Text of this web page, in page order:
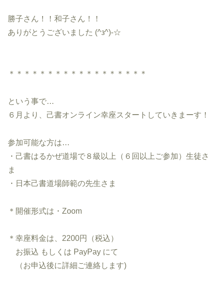
勝子さん！！和子さん！！
ありがとうございました (^з^)-☆
＊＊＊＊＊＊＊＊＊＊＊＊＊＊＊＊＊＊
という事で…
６月より、己書オンライン幸座スタートしていきまーす！
参加可能な方は…
・己書はるかぜ道場で８級以上（６回以上ご参加）生徒さ
ま
・日本己書道場師範の先生さま
＊開催形式は・Zoom
＊幸座料金は、2200円（税込）
お振込 もしくは PayPay にて
（お申込後に詳細ご連絡します)